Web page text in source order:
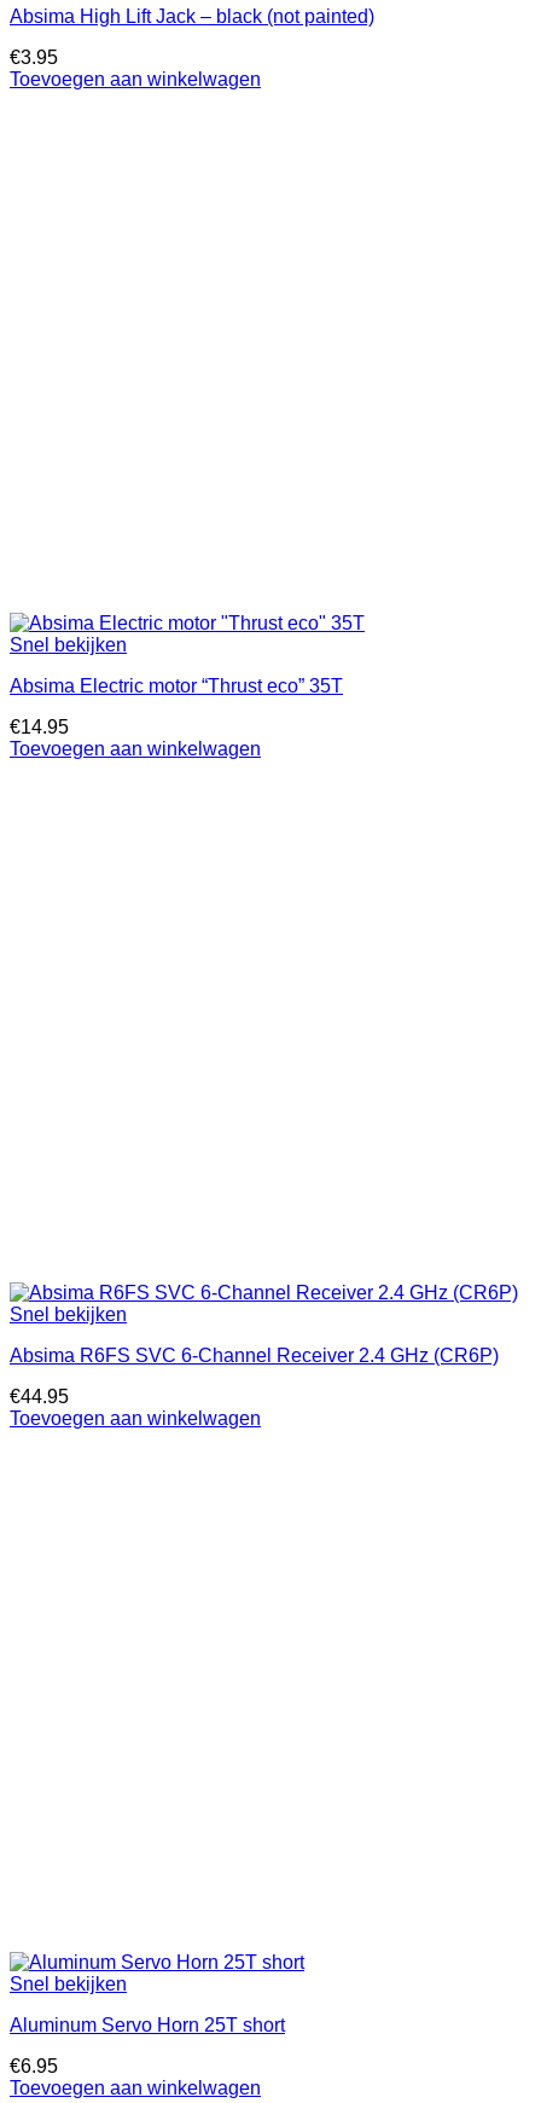
Absima High Lift Jack – black (not painted)
€3.95
Toevoegen aan winkelwagen
Snel bekijken
Absima Electric motor “Thrust eco” 35T
€14.95
Toevoegen aan winkelwagen
Snel bekijken
Absima R6FS SVC 6-Channel Receiver 2.4 GHz (CR6P)
€44.95
Toevoegen aan winkelwagen
Snel bekijken
Aluminum Servo Horn 25T short
€6.95
Toevoegen aan winkelwagen